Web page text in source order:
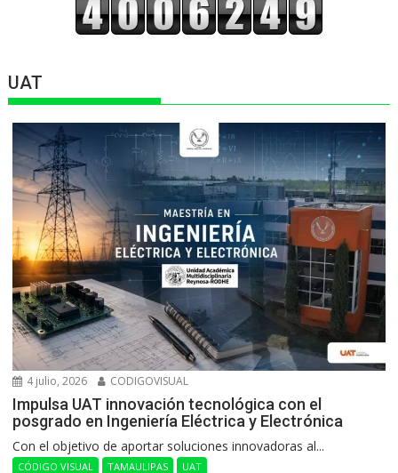
UAT
4 julio, 2026 CODIGOVISUAL
Impulsa UAT innovación tecnológica con el
posgrado en Ingeniería Eléctrica y Electrónica
Con el objetivo de aportar soluciones innovadoras al...
CÓDIGO VISUAL TAMAULIPAS UAT